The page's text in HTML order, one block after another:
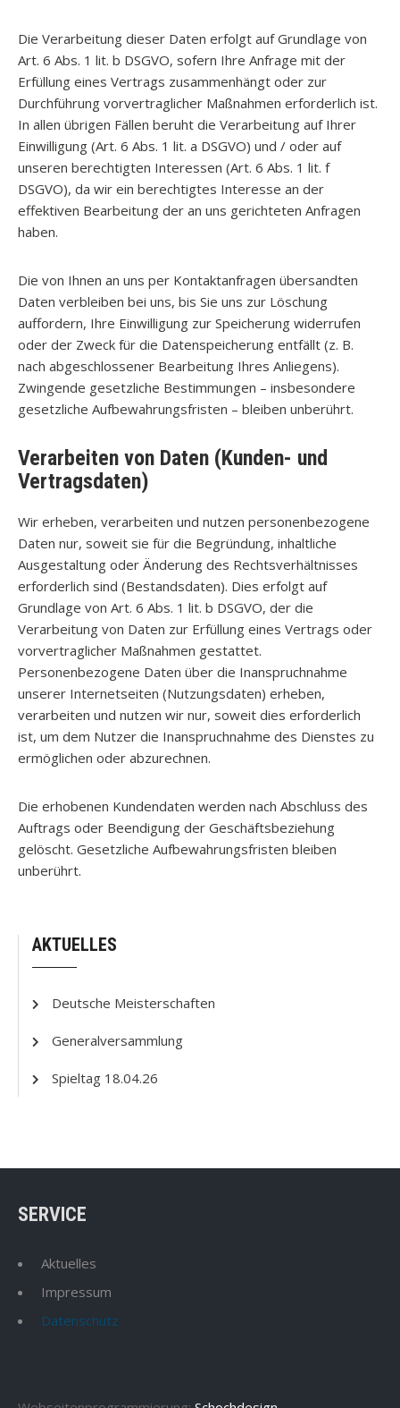
Die Verarbeitung dieser Daten erfolgt auf Grundlage von
Art. 6 Abs. 1 lit. b DSGVO, sofern Ihre Anfrage mit der
Erfüllung eines Vertrags zusammenhängt oder zur
Durchführung vorvertraglicher Maßnahmen erforderlich ist.
In allen übrigen Fällen beruht die Verarbeitung auf Ihrer
Einwilligung (Art. 6 Abs. 1 lit. a DSGVO) und / oder auf
unseren berechtigten Interessen (Art. 6 Abs. 1 lit. f
DSGVO), da wir ein berechtigtes Interesse an der
effektiven Bearbeitung der an uns gerichteten Anfragen
haben.
Die von Ihnen an uns per Kontaktanfragen übersandten
Daten verbleiben bei uns, bis Sie uns zur Löschung
auffordern, Ihre Einwilligung zur Speicherung widerrufen
oder der Zweck für die Datenspeicherung entfällt (z. B.
nach abgeschlossener Bearbeitung Ihres Anliegens).
Zwingende gesetzliche Bestimmungen – insbesondere
gesetzliche Aufbewahrungsfristen – bleiben unberührt.
Verarbeiten von Daten (Kunden- und
Vertragsdaten)
Wir erheben, verarbeiten und nutzen personenbezogene
Daten nur, soweit sie für die Begründung, inhaltliche
Ausgestaltung oder Änderung des Rechtsverhältnisses
erforderlich sind (Bestandsdaten). Dies erfolgt auf
Grundlage von Art. 6 Abs. 1 lit. b DSGVO, der die
Verarbeitung von Daten zur Erfüllung eines Vertrags oder
vorvertraglicher Maßnahmen gestattet.
Personenbezogene Daten über die Inanspruchnahme
unserer Internetseiten (Nutzungsdaten) erheben,
verarbeiten und nutzen wir nur, soweit dies erforderlich
ist, um dem Nutzer die Inanspruchnahme des Dienstes zu
ermöglichen oder abzurechnen.
Die erhobenen Kundendaten werden nach Abschluss des
Auftrags oder Beendigung der Geschäftsbeziehung
gelöscht. Gesetzliche Aufbewahrungsfristen bleiben
unberührt.
AKTUELLES
Deutsche Meisterschaften
Generalversammlung
Spieltag 18.04.26
SERVICE
Aktuelles
Impressum
Datenschutz